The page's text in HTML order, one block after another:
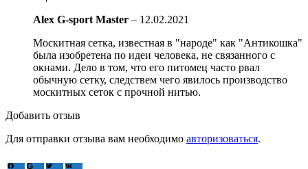
Alex G-sport Master – 12.02.2021
Москитная сетка, известная в "народе" как "Антикошка"
была изобретена по идеи человека, не связанного с
окнами. Дело в том, что его питомец часто рвал
обычную сетку, следствем чего явилось производство
москитных сеток с прочной нитью.
Добавить отзыв
Для отправки отзыва вам необходимо авторизоваться.